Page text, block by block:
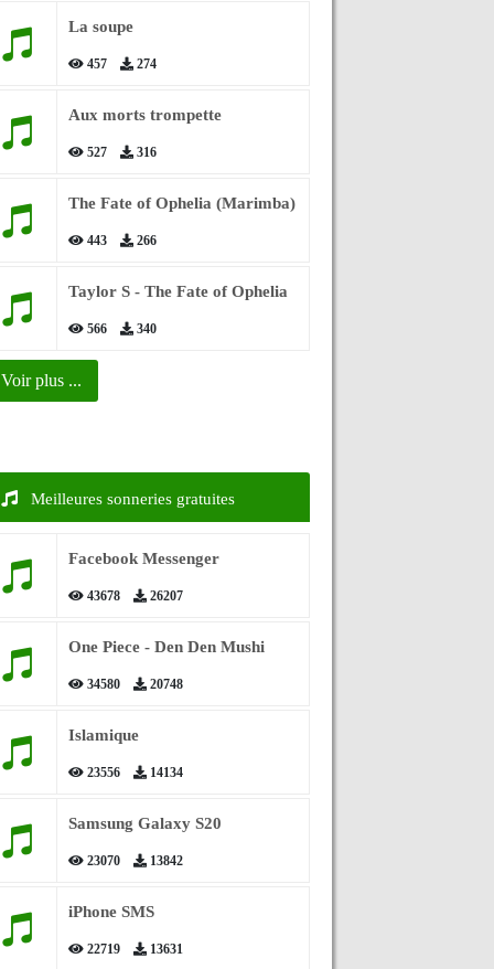
La soupe
457 274
Aux morts trompette
527 316
The Fate of Ophelia (Marimba)
443 266
Taylor S - The Fate of Ophelia
566 340
Voir plus ...
Meilleures sonneries gratuites
Facebook Messenger
43678 26207
One Piece - Den Den Mushi
34580 20748
Islamique
23556 14134
Samsung Galaxy S20
23070 13842
iPhone SMS
22719 13631